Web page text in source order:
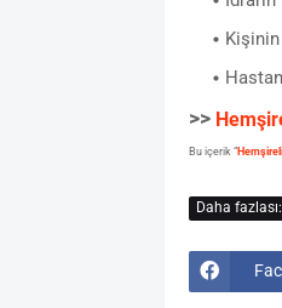
>>
Bu içerik “
Daha fazlası: